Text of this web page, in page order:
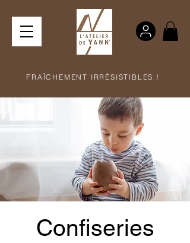
FRAÎCHEMENT IRRÉSISTIBLES !
Confiseries